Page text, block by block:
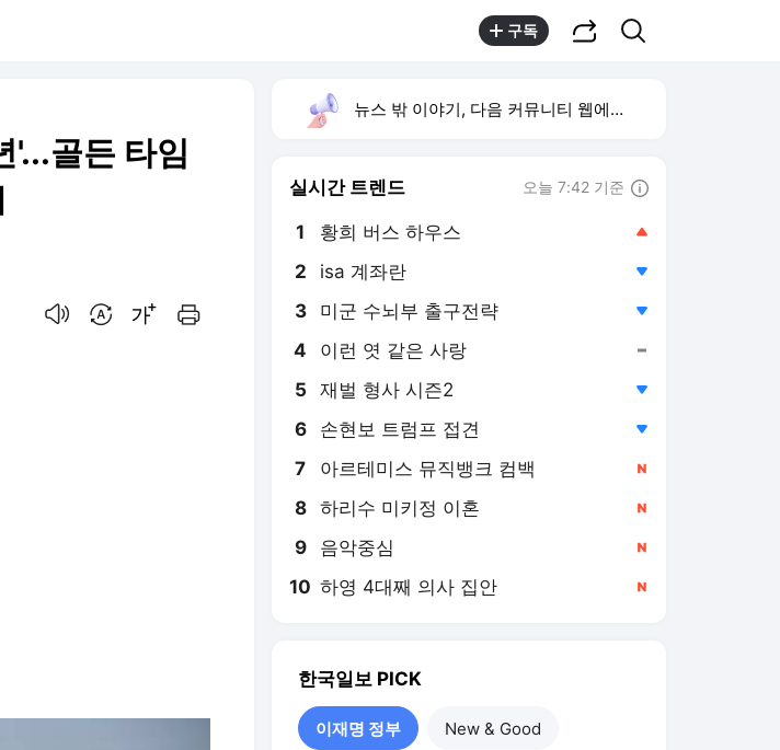
구독
'...골든 타임
뉴스 밖 이야기, 다음 커뮤니티 웹에서 보기
실시간 트렌드 오늘 7:42 기준
1 황희 버스 하우스
2 isa 계좌란
3 미군 수뇌부 출구전략
4 이런 엿 같은 사랑
5 재벌 형사 시즌2
6 손현보 트럼프 접견
7 아르테미스 뮤직뱅크 컴백
8 하리수 미키정 이혼
9 음악중심
10 하영 4대째 의사 집안
한국일보 PICK
이재명 정부 New & Good